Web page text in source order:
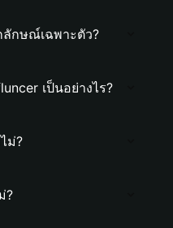
ลักษณ์เฉพาะตัว?
เป็นอย่างไร?
ม่?
?